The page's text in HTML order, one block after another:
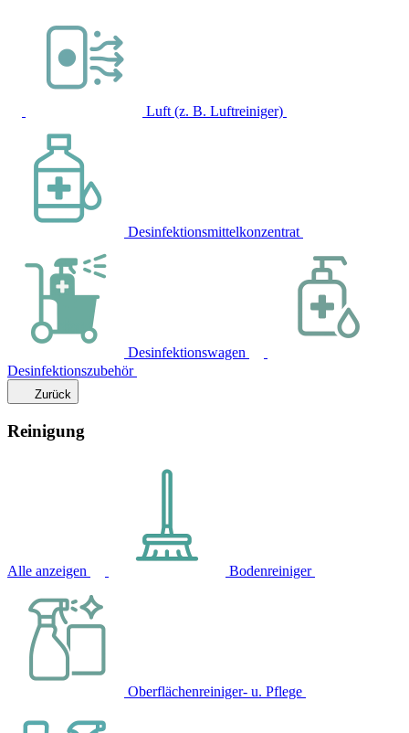
Luft (z. B. Luftreiniger)
Desinfektionsmittelkonzentrat
Desinfektionswagen
Desinfektionszubehör
Zurück
Reinigung
Alle anzeigen Bodenreiniger
Oberflächenreiniger- u. Pflege